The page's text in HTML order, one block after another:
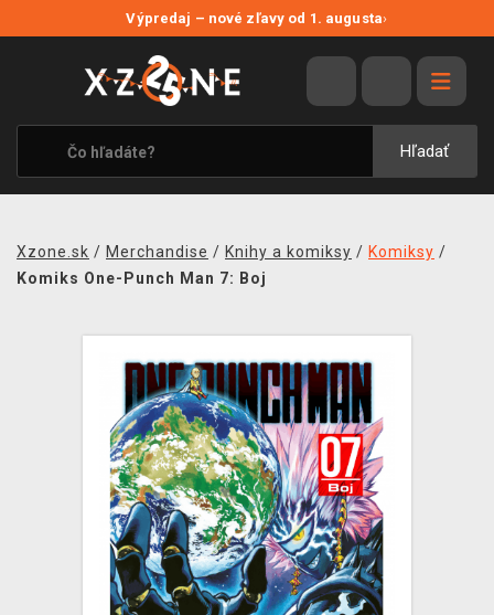
Výpredaj – nové zľavy od 1. augusta›
Hľadať
VÝPREDAJ
VIDEOHRY
XZONE ORIGINALS
TEMATIKY
MERCHANDISE
DOPRAVA
XZONE KLUB
Xzone.sk / Merchandise / Knihy a komiksy / Komiksy /
Komiks One-Punch Man 7: Boj